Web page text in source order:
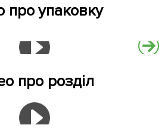
про упаковку
про розділ